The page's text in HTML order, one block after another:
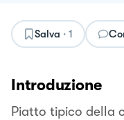
Salva · 1
Introduzione
Piatto tipico della